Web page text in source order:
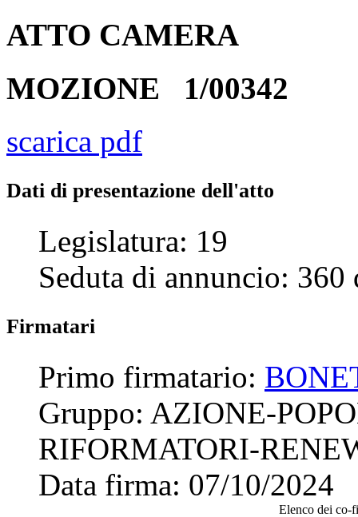
ATTO CAMERA
MOZIONE 1/00342
scarica pdf
Dati di presentazione dell'atto
Legislatura: 19
Seduta di annuncio: 360
Firmatari
Primo firmatario:
Gruppo: AZIONE-
RIFORMATORI-
Data firma: 07/10/2024
Elenco dei co-